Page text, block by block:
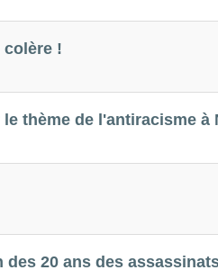
colère !
thème de l'antiracisme à
20 ans des